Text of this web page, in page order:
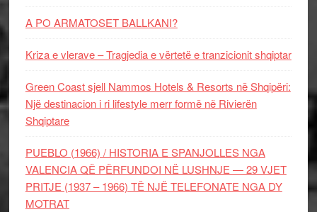
A PO ARMATOSET BALLKANI?
Kriza e vlerave – Tragjedia e vërtetë e tranzicionit shqiptar
Green Coast sjell Nammos Hotels & Resorts në Shqipëri:
Një destinacion i ri lifestyle merr formë në Rivierën
Shqiptare
PUEBLO (1966) / HISTORIA E SPANJOLLES NGA
VALENCIA QË PËRFUNDOI NË LUSHNJE — 29 VJET
PRITJE (1937 – 1966) TË NJË TELEFONATE NGA DY
MOTRAT